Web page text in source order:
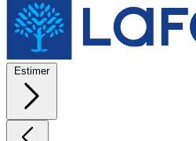
Estimer